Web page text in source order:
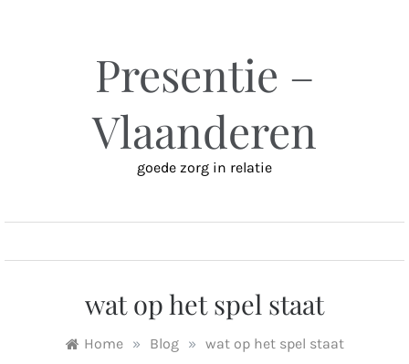
Presentie –
Vlaanderen
goede zorg in relatie
wat op het spel staat
Home » Blog » wat op het spel staat